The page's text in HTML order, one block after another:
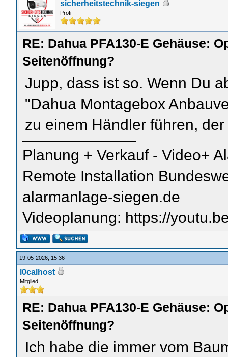
sicherheitstechnik-siegen
Profi
RE: Dahua PFA130-E Gehäuse:
Seitenöffnung?
Jupp, dass ist so. Wenn Du
"Dahua Montagebox
zu einem Händler führen,
Planung + Verkauf - Video+
Remote Installation
alarmanlage-siegen.de
Videoplanung: https://
19-05-2026, 15:36
l0calhost
Mitglied
RE: Dahua PFA130-E Gehäuse:
Seitenöffnung?
Ich habe die immer vom